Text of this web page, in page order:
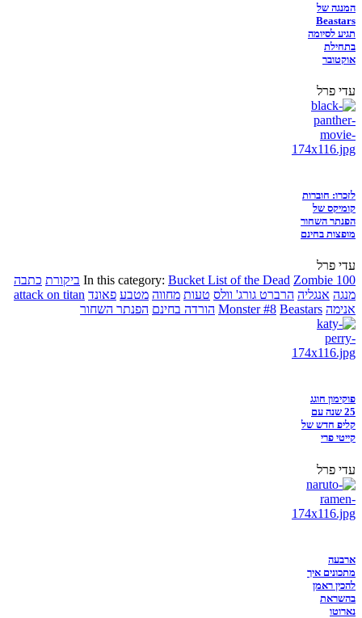
המנגה של
Beastars
תגיע לסיומה
בתחילת
אוקטובר
עדי פרל
לזכרו: חוברות
קומיקס של
הפנתר השחור
מופצות בחינם
עדי פרל
In this category: Bucket List of the Dead Zombie 100 ביקורת כתבה
מנגה אנגליה הרברט גורג' וולס טעות מחווה מטבע פאונד attack on titan
אנימה
Monster #8 Beastars הורדה בחינם הפנתר השחור
פוקימון חוגג
25 שנה עם
קליפ חדש של
קייטי פרי
עדי פרל
ארבעה
מתכונים איך
להכין ראמן
בהשראת
נארוטו